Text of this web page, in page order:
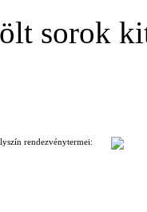
sorok
rendezvénytermei: